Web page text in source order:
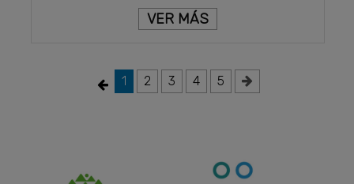
VER MÁS
1 2 3 4 5